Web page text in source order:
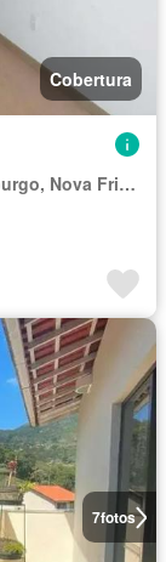
Cobertura
Região Geográfica Imediata de Nova Friburgo, Nova Friburgo
7fotos